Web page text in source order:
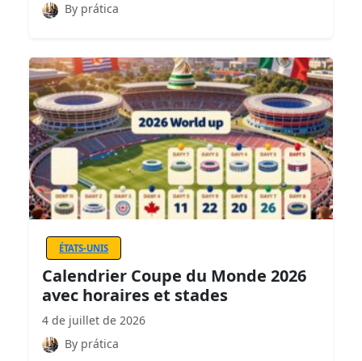
By prática
ÉTATS-UNIS
Calendrier Coupe du Monde 2026
avec horaires et stades
4 de juillet de 2026
By prática